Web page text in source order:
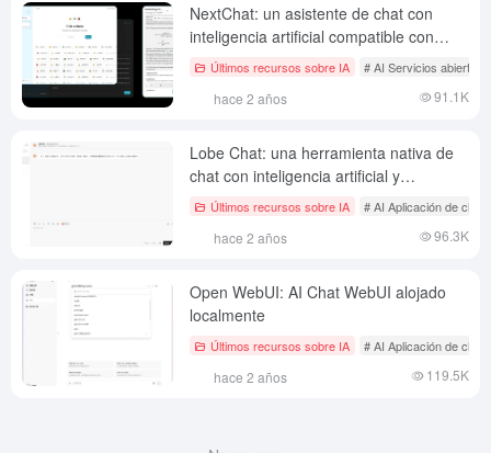
NextChat: un asistente de chat con
inteligencia artificial compatible con
múltiples plataformas
Últimos recursos sobre IA # AI Servicios abiertos
hace 2 años 91.1K
Lobe Chat: una herramienta nativa de
chat con inteligencia artificial y
numerosas funciones de complemento
Últimos recursos sobre IA # AI Aplicación de chat
hace 2 años 96.3K
Open WebUI: AI Chat WebUI alojado
localmente
Últimos recursos sobre IA # AI Aplicación de chat
hace 2 años 119.5K